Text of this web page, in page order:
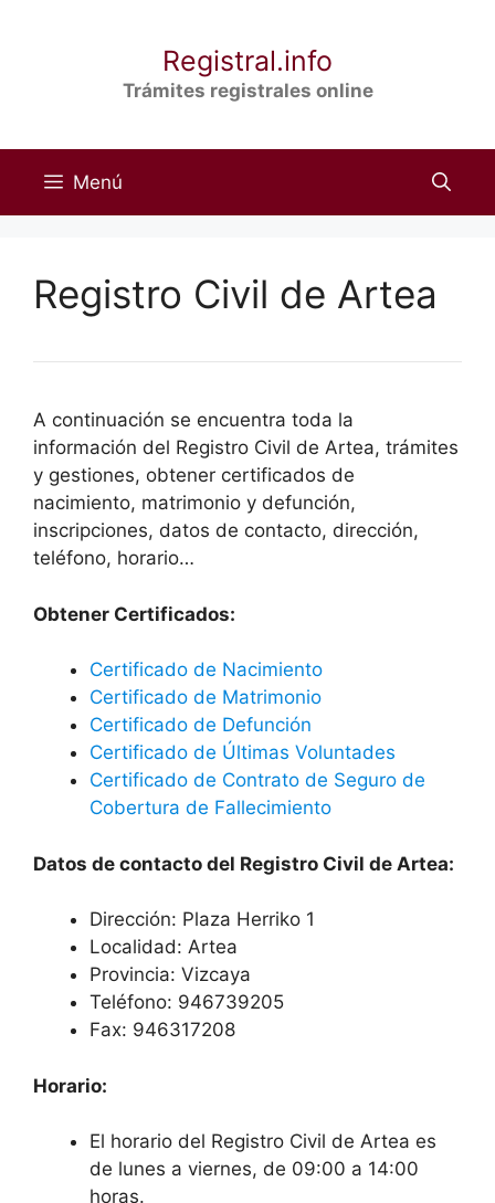
Registral.info
Trámites registrales online
Menú
Registro Civil de Artea
A continuación se encuentra toda la
información del Registro Civil de Artea, trámites
y gestiones, obtener certificados de
nacimiento, matrimonio y defunción,
inscripciones, datos de contacto, dirección,
teléfono, horario…
Obtener Certificados:
Certificado de Nacimiento
Certificado de Matrimonio
Certificado de Defunción
Certificado de Últimas Voluntades
Certificado de Contrato de Seguro de
Cobertura de Fallecimiento
Datos de contacto del Registro Civil de Artea:
Dirección: Plaza Herriko 1
Localidad: Artea
Provincia: Vizcaya
Teléfono: 946739205
Fax: 946317208
Horario:
El horario del Registro Civil de Artea es
de lunes a viernes, de 09:00 a 14:00
horas.